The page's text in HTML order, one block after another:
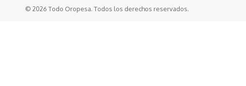
© 2026 Todo Oropesa. Todos los derechos reservados.